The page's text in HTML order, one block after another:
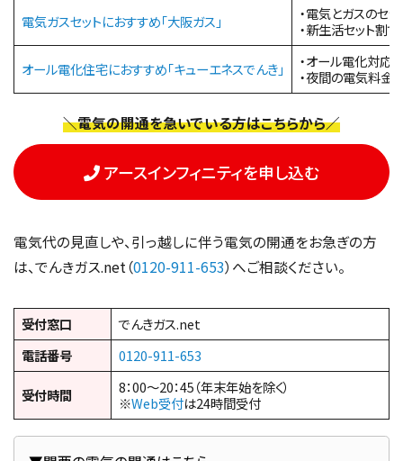
電気ガスセットにおすすめ「大阪ガス 」
・電気とガスのセ
・新生活セット割
オール電化住宅におすすめ「キューエネスでんき」
・オール電化対応
・夜間の電気料金
＼電気の開通を急いでいる方はこちらから／
アースインフィニティを申し込む
電気代の見直しや、引っ越しに伴う電気の開通をお急ぎの方
は、でんきガス.net（0120-911-653）へご相談ください。
受付窓口
でんきガス.net
電話番号
0120-911-653
受付時間
8：00～20：45（年末年始を除く）
※Web受付は24時間受付